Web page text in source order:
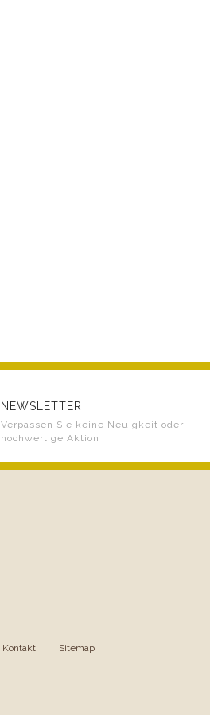
NEWSLETTER
Verpassen Sie keine Neuigkeit oder
hochwertige Aktion
Kontakt Sitemap